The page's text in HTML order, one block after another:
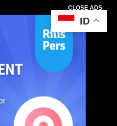
CLOSE ADS
ID